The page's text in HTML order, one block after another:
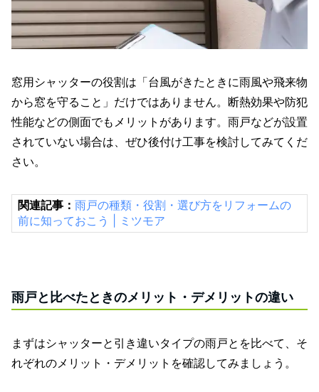
窓用シャッターの役割は「台風がきたときに雨風や飛来物
から窓を守ること」だけではありません。断熱効果や防犯
性能などの側面でもメリットがあります。雨戸などが設置
されていない場合は、ぜひ後付け工事を検討してみてくだ
さい。
関連記事： 雨戸の種類・役割・選び方をリフォームの
前に知っておこう | ミツモア
雨戸と比べたときのメリット・デメリットの違い
まずはシャッターと引き違いタイプの雨戸とを比べて、そ
れぞれのメリット・デメリットを確認してみましょう。